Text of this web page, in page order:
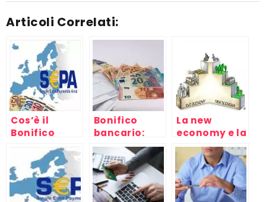
Articoli Correlati:
Cos’è il
Bonifico
SEPA? Tutte
le info
Bonifico
bancario:
costi,
modulo,
come si fa?
La new
economy e la
crisi del
capitale,
mondo del
lavoro e
capitalismo